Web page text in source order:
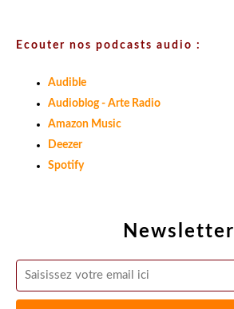
Newsletter
Ecouter nos podcasts audio :
Audible
Audioblog - Arte Radio
Amazon Music
Deezer
Spotify